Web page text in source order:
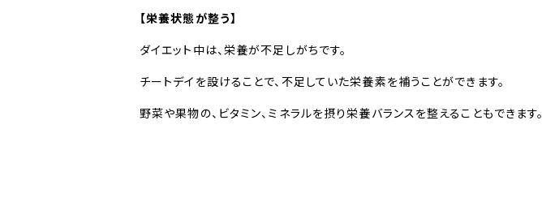
【栄養状態が整う】
ダイエット中は、栄養が不足しがちです。
チートデイを設けることで、不足していた栄養素を補うことができます。
野菜や果物の、ビタミン、ミネラルを摂り栄養バランスを整えることもできます。